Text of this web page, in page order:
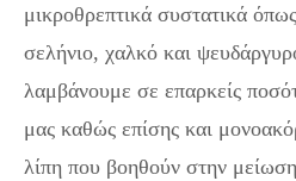
μικροθρεπτικά συστατικά
σελήνιο, χαλκό και
λαμβάνουμε σε επαρκείς
μας καθώς επίσης και
λίπη που βοηθούν στην